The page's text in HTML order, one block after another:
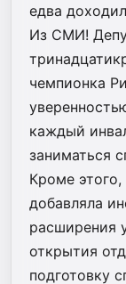
едва
Из СМИ!
чемпионка
каждый
заниматься
Кроме
добавляла
расширения
открытия
подготовку